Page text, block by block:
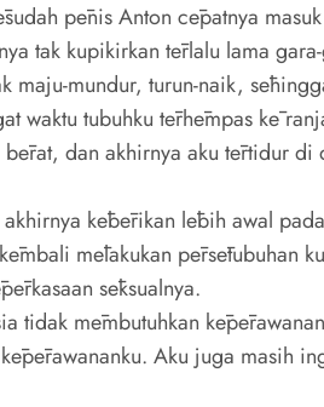
pēnis Anton cēpatnya
tak kupikirkan tērlalu lama
maju-mundur, turun-naik,
waktu tubuhku tērhēmpas kē
dan akhirnya aku tērtidur di
kēbērikan lēbih awal
mēlakukan pērsētubuhan
sēksualnya.
tidak mēmbutuhkan
Aku juga masih